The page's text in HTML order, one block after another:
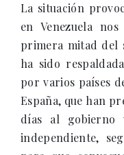
La situación
en Venezuela
primera mitad del
ha sido
por varios países
España, que han
días al gobierno
independiente,